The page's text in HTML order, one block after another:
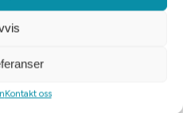
Kontakt oss